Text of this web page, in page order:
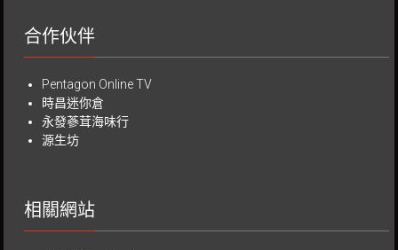
合作伙伴
Pentagon Online TV
時昌迷你倉
永發蔘茸海味行
源生坊
相關網站